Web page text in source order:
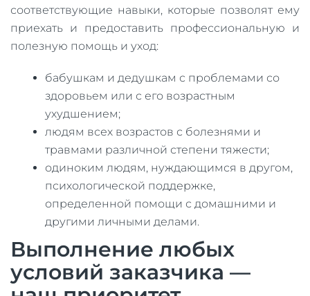
соответствующие навыки, которые позволят ему
приехать и предоставить профессиональную и
полезную помощь и уход:
бабушкам и дедушкам с проблемами со
здоровьем или с его возрастным
ухудшением;
людям всех возрастов с болезнями и
травмами различной степени тяжести;
одиноким людям, нуждающимся в другом,
психологической поддержке,
определенной помощи с домашними и
другими личными делами.
Выполнение любых
условий заказчика —